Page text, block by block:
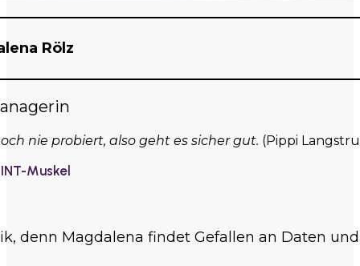
Rölz
nie probiert, also geht es sicher gut. (Pippi
Muskel
denn Magdalena findet Gefallen an Daten